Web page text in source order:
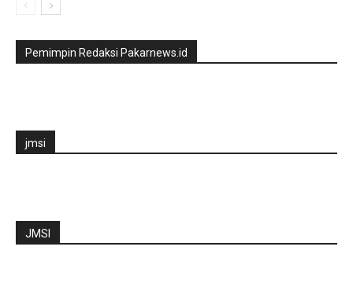
Pemimpin Redaksi Pakarnews.id
jmsi
JMSI